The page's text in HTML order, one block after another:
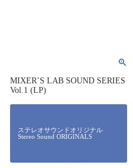
MIXER’S LAB SOUND SERIES
Vol.1 (LP)
ステレオサウンドオリジナル
Stereo Sound ORIGINALS